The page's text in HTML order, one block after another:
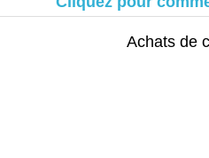
Achats de